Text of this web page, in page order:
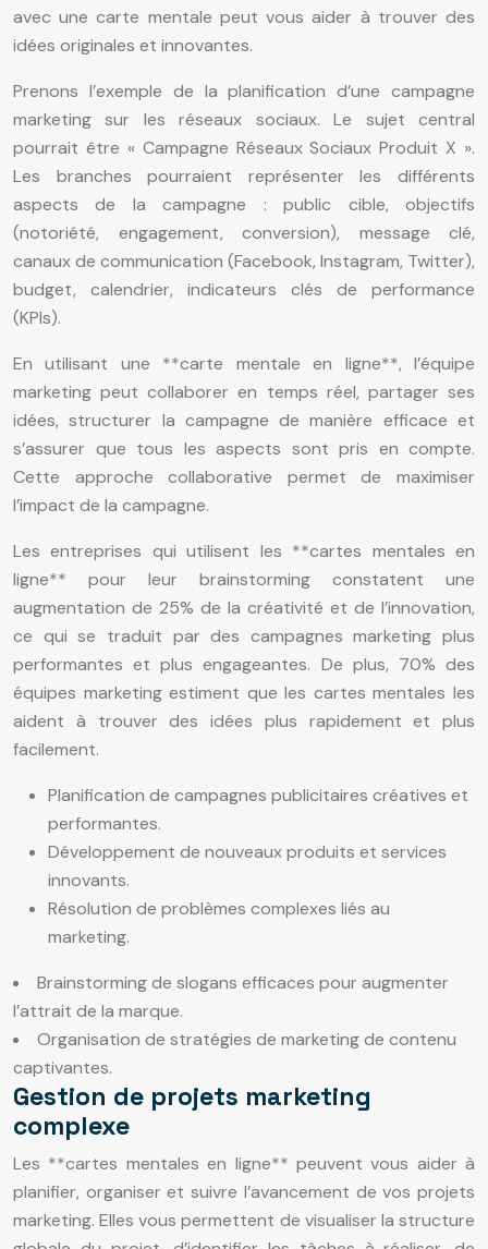
avec une carte mentale peut vous aider à trouver des
idées originales et innovantes.
Prenons l’exemple de la planification d’une campagne
marketing sur les réseaux sociaux. Le sujet central
pourrait être « Campagne Réseaux Sociaux Produit X ».
Les branches pourraient représenter les différents
aspects de la campagne : public cible, objectifs
(notoriété, engagement, conversion), message clé,
canaux de communication (Facebook, Instagram, Twitter),
budget, calendrier, indicateurs clés de performance
(KPIs).
En utilisant une **carte mentale en ligne**, l’équipe
marketing peut collaborer en temps réel, partager ses
idées, structurer la campagne de manière efficace et
s’assurer que tous les aspects sont pris en compte.
Cette approche collaborative permet de maximiser
l’impact de la campagne.
Les entreprises qui utilisent les **cartes mentales en
ligne** pour leur brainstorming constatent une
augmentation de 25% de la créativité et de l’innovation,
ce qui se traduit par des campagnes marketing plus
performantes et plus engageantes. De plus, 70% des
équipes marketing estiment que les cartes mentales les
aident à trouver des idées plus rapidement et plus
facilement.
Planification de campagnes publicitaires créatives et
performantes.
Développement de nouveaux produits et services
innovants.
Résolution de problèmes complexes liés au
marketing.
Brainstorming de slogans efficaces pour augmenter
l’attrait de la marque.
Organisation de stratégies de marketing de contenu
captivantes.
Gestion de projets marketing
complexe
Les **cartes mentales en ligne** peuvent vous aider à
planifier, organiser et suivre l’avancement de vos projets
marketing. Elles vous permettent de visualiser la structure